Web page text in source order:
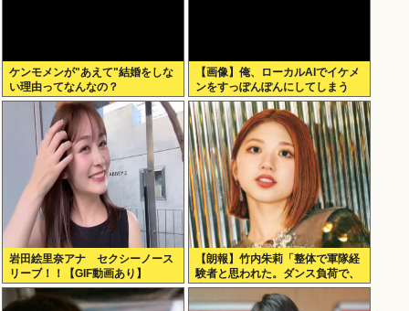
ケンモメンが"あえて"結婚をしな
い理由ってなんなの？
【画像】俺、ローカルAIでイケメ
ンをすっぽんぽんにしてしまう
www
岩田絵里奈アナ セクシーノース
リーブ！！【GIF動画あり】
【朗報】竹内朱莉「整体で軍隊経
験者と思われた。ダンス負荷で、
私の骨と筋肉はもうグチャグチャ
になってい